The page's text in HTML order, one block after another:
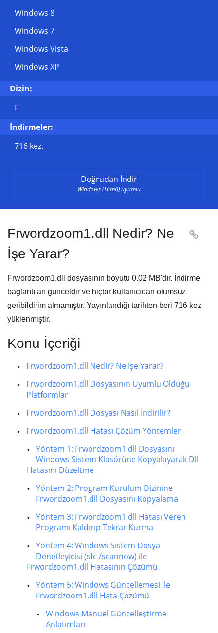
Windows 8
Windows 7
Windows Vista
Windows XP
Dizin:
F
İndirmeler:
716 kez.
Doğrudan İndir
Windows (Tümü) uyumlu
Frwordzoom1.dll Nedir? Ne
İşe Yarar?

Frwordzoom1.dll dosyasının boyutu 0.02 MB'dır. İndirme
bağlantıları günceldir ve hiçbir kullanıcıdan olumsuz
geribildirim almamıştır. Yayınlandığı tarihten beri 716 kez
yüklenmiştir.
Konu İçeriği
Frwordzoom1.dll Nedir? Ne İşe Yarar?
Frwordzoom1.dll Dosyasının Uyumlu Olduğu
Platformlar
Frwordzoom1.dll Dosyası Nasıl İndirilir?
Frwordzoom1.dll Hatası Çözüm Yöntemleri
Yöntem 1: Frwordzoom1.dll Dosyasını
Windows Sistem Klasörüne Kopyalayarak Dll
Hatasını Düzeltme
Yöntem 2: Program Kurulum Dizinine
Frwordzoom1.dll Dosyasını Kopyalama
Yöntem 3: Frwordzoom1.dll Hatası Veren
Programı Kaldırıp Tekrar Kurma
Yöntem 4: Windows Sistem Dosya
Denetleyicisi (sfc /scannow) ile
Frwordzoom1.dll Hatasının Çözümü
Yöntem 5: Windows Güncellemesi ile
Frwordzoom1.dll Hata Çözümü
Windows Manuel Güncelleştirme
Anlatımları